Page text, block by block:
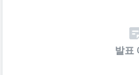
발표